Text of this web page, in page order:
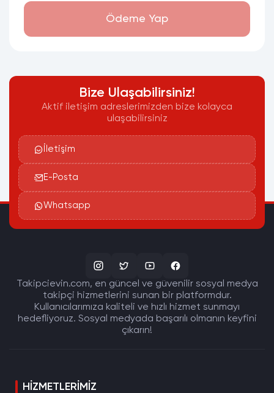
Ödeme Yap
Bize Ulaşabilirsiniz!
Aktif iletişim adreslerimizden bize kolayca
ulaşabilirsiniz
İletişim
E-Posta
Whatsapp
Takipcievin.com, en güncel ve güvenilir sosyal medya
takipçi hizmetlerini sunan bir platformdur.
Kullanıcılarımıza kaliteli ve hızlı hizmet sunmayı
hedefliyoruz. Sosyal medyada başarılı olmanın keyfini
çıkarın!
HIZMETLERIMIZ